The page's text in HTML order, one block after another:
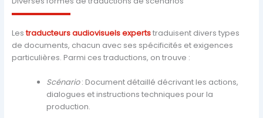
Les traducteurs audiovisuels expertstraduisent divers types
de documents, chacun avec ses spécificités et exigences
particulières. Parmi ces traductions, on trouve :
Scénario: Document détaillé décrivant les actions,
dialogues et instructions techniques pour la
production.